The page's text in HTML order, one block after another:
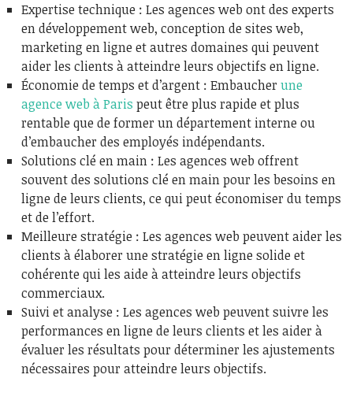
Expertise technique : Les agences web ont des experts
en développement web, conception de sites web,
marketing en ligne et autres domaines qui peuvent
aider les clients à atteindre leurs objectifs en ligne.
Économie de temps et d’argent : Embaucher une
agence web à Paris peut être plus rapide et plus
rentable que de former un département interne ou
d’embaucher des employés indépendants.
Solutions clé en main : Les agences web offrent
souvent des solutions clé en main pour les besoins en
ligne de leurs clients, ce qui peut économiser du temps
et de l’effort.
Meilleure stratégie : Les agences web peuvent aider les
clients à élaborer une stratégie en ligne solide et
cohérente qui les aide à atteindre leurs objectifs
commerciaux.
Suivi et analyse : Les agences web peuvent suivre les
performances en ligne de leurs clients et les aider à
évaluer les résultats pour déterminer les ajustements
nécessaires pour atteindre leurs objectifs.